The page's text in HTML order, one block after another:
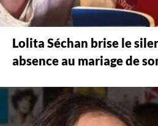
Lolita Séchan brise le
absence au mariage de